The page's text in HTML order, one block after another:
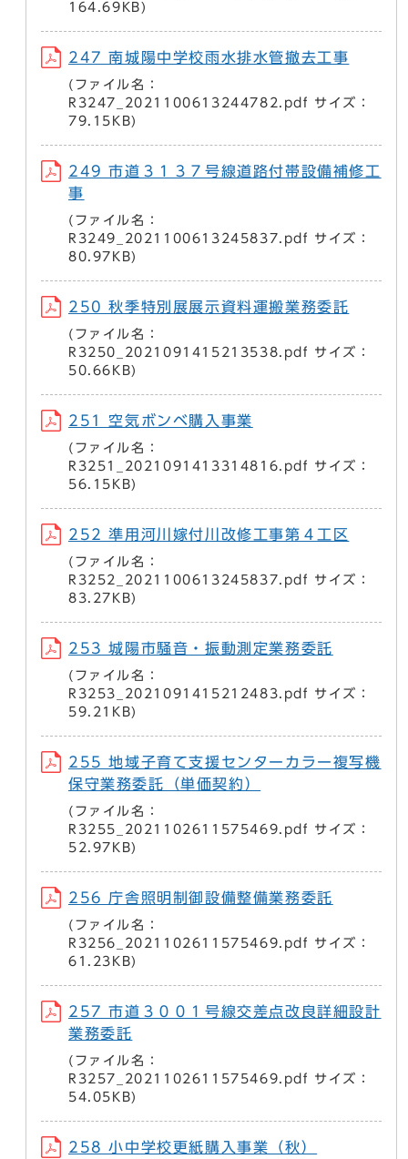
164.69KB)
247 南城陽中学校雨水排水管撤去工事
(ファイル名：
R3247_2021100613244782.pdf サイズ：
79.15KB)
249 市道３１３７号線道路付帯設備補修工
事
(ファイル名：
R3249_2021100613245837.pdf サイズ：
80.97KB)
250 秋季特別展展示資料運搬業務委託
(ファイル名：
R3250_2021091415213538.pdf サイズ：
50.66KB)
251 空気ボンベ購入事業
(ファイル名：
R3251_2021091413314816.pdf サイズ：
56.15KB)
252 準用河川嫁付川改修工事第４工区
(ファイル名：
R3252_2021100613245837.pdf サイズ：
83.27KB)
253 城陽市騒音・振動測定業務委託
(ファイル名：
R3253_2021091415212483.pdf サイズ：
59.21KB)
255 地域子育て支援センターカラー複写機
保守業務委託（単価契約）
(ファイル名：
R3255_2021102611575469.pdf サイズ：
52.97KB)
256 庁舎照明制御設備整備業務委託
(ファイル名：
R3256_2021102611575469.pdf サイズ：
61.23KB)
257 市道３００１号線交差点改良詳細設計
業務委託
(ファイル名：
R3257_2021102611575469.pdf サイズ：
54.05KB)
258 小中学校更紙購入事業（秋）